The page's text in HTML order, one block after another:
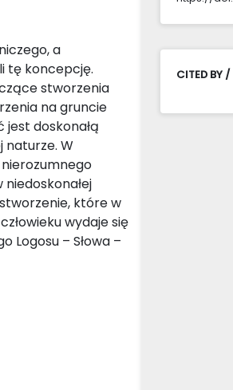
a
tę koncepcję.
stworzenia
na gruncie
jest doskonałą
naturze. W
nierozumnego
niedoskonałej
które w
wydaje się
– Słowa –
CITED BY /